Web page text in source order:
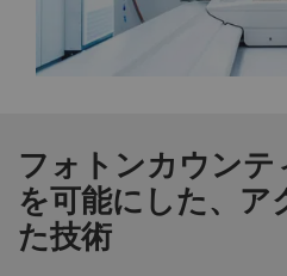
フォトンカウンテ
を可能にした、ア
た技術